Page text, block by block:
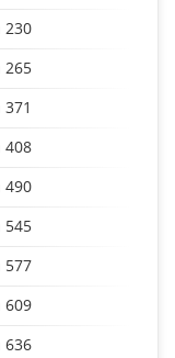
230
265
408
490
545
577
609
636